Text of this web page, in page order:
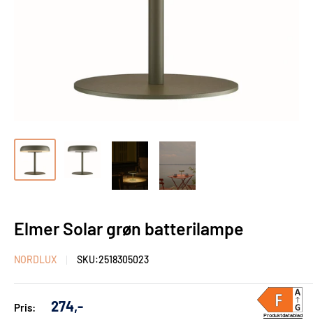
Elmer Solar grøn batterilampe
NORDLUX SKU:2518305023
Produktdatablad
Pris:
Udsalgs
274,-